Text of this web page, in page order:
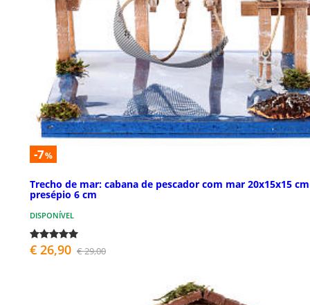
-7%
Trecho de mar: cabana de pescador com mar 20x15x15 cm
presépio 6 cm
DISPONÍVEL
€ 26,90 € 29,00